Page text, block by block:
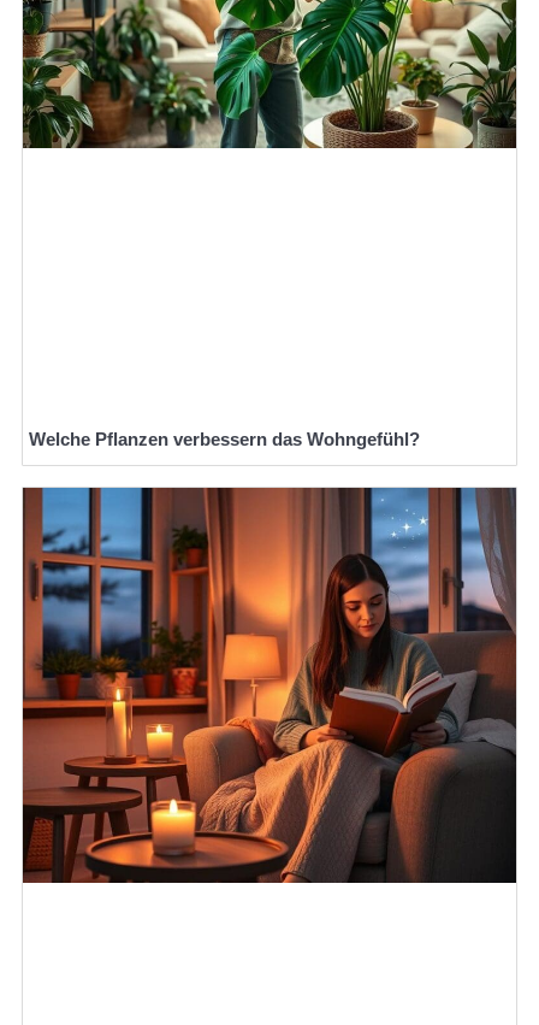
Welche Pflanzen verbessern das Wohngefühl?